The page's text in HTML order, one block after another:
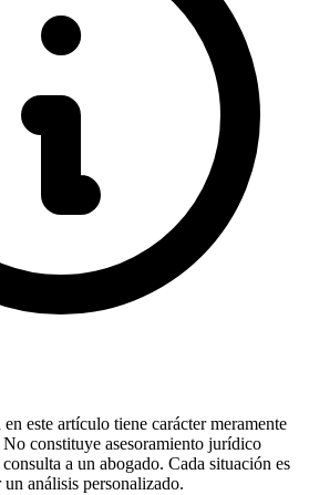
este artículo tiene carácter meramente
constituye asesoramiento jurídico
a un abogado. Cada situación es
análisis personalizado.